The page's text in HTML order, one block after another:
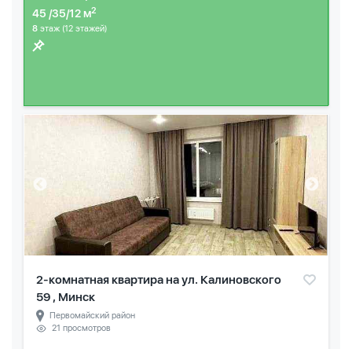
45 /35/12 м2
8 этаж (12 этажей)
2-комнатная квартира на ул. Калиновского
59 , Минск
Первомайский район
21 просмотров